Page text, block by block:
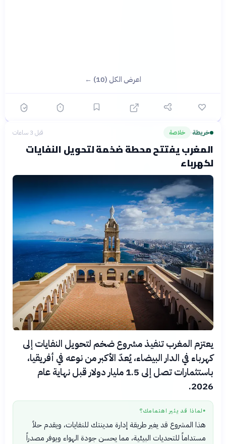
اعرض الكل (10) ←
خريطة› خلاصة قبل 3 ساعات
المغرب يفتتح محطة ضخمة لتحويل النفايات
لكهرباء
يعتزم المغرب تنفيذ مشروع ضخم لتحويل النفايات إلى
كهرباء في الدار البيضاء، يُعدّ الأكبر من نوعه في أفريقيا،
باستثمارات تصل إلى 1.5 مليار دولار قبل نهاية عام
2026.
● لماذا قد يثير اهتمامك؟
هذا المشروع قد يغير طريقة إدارة مدينتك للنفايات، ويقدم حلاً
مستداماً للتحديات البيئية، مما يحسن جودة الهواء ويوفر مصدراً